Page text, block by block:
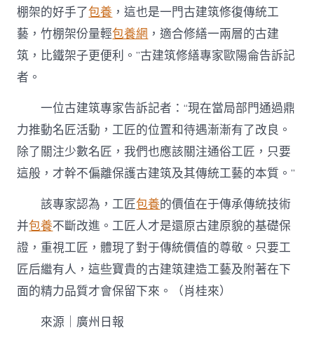
棚架的好手了包養 ，這也是一門古建筑修復傳統工
藝，竹棚架份量輕包養網 ，適合修繕一兩層的古建
筑，比鐵架子更便利。”古建筑修繕專家歐陽侖告訴記
者。
一位古建筑專家告訴記者：“現在當局部門通過鼎
力推動名匠活動，工匠的位置和待遇漸漸有了改良。
除了關注少數名匠，我們也應該關注通俗工匠，只要
這般，才幹不偏離保護古建筑及其傳統工藝的本質。”
該專家認為，工匠包養的價值在于傳承傳統技術
并包養不斷改進。工匠人才是還原古建原貌的基礎保
證，重視工匠，體現了對于傳統價值的尊敬。只要工
匠后繼有人，這些寶貴的古建筑建造工藝及附著在下
面的精力品質才會保留下來。（肖桂來）
來源｜廣州日報